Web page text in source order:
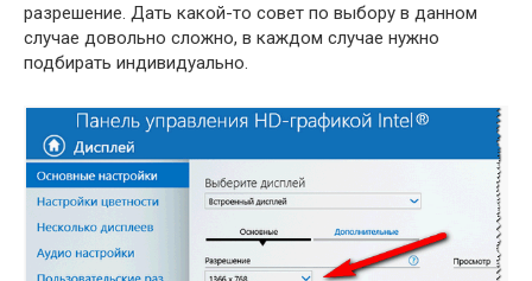
разрешение. Дать какой-то совет по выбору в данном
случае довольно сложно, в каждом случае нужно
подбирать индивидуально.